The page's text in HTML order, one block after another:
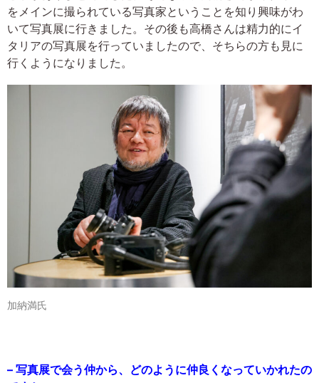
をメインに撮られている写真家ということを知り興味がわ
いて写真展に行きました。その後も高橋さんは精力的にイ
タリアの写真展を行っていましたので、そちらの方も見に
行くようになりました。
加納満氏
– 写真展で会う仲から、どのように仲良くなっていかれたの